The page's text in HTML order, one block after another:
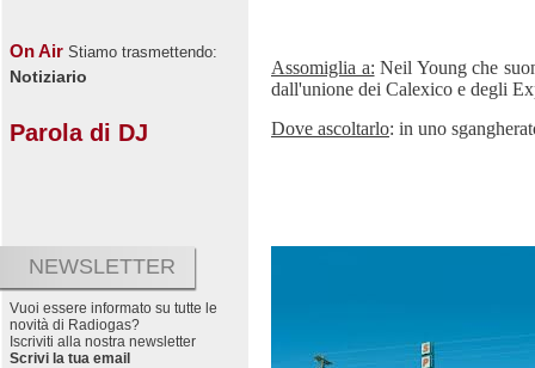
On Air Stiamo trasmettendo:
Notiziario
Parola di DJ
NEWSLETTER
Vuoi essere informato su tutte le
novità di Radiogas?
Iscriviti alla nostra newsletter
Scrivi la tua email
Assomiglia a: Neil Young che
dall'unione dei Calexico e degli
Dove ascoltarlo: in uno